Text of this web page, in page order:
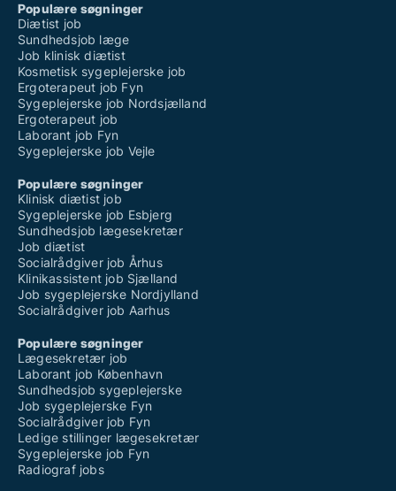
Populære søgninger
Diætist job
Sundhedsjob læge
Job klinisk diætist
Kosmetisk sygeplejerske job
Ergoterapeut job Fyn
Sygeplejerske job Nordsjælland
Ergoterapeut job
Laborant job Fyn
Sygeplejerske job Vejle
Populære søgninger
Klinisk diætist job
Sygeplejerske job Esbjerg
Sundhedsjob lægesekretær
Job diætist
Socialrådgiver job Århus
Klinikassistent job Sjælland
Job sygeplejerske Nordjylland
Socialrådgiver job Aarhus
Populære søgninger
Lægesekretær job
Laborant job København
Sundhedsjob sygeplejerske
Job sygeplejerske Fyn
Socialrådgiver job Fyn
Ledige stillinger lægesekretær
Sygeplejerske job Fyn
Radiograf jobs